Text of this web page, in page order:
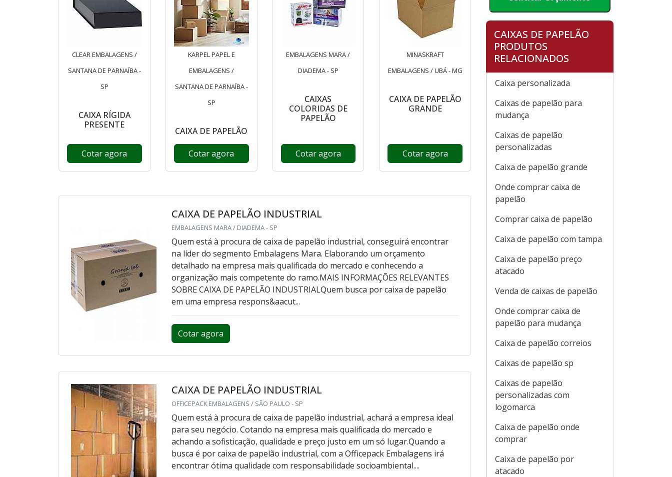
CLEAR EMBALAGENS /
SANTANA DE PARNAÍBA -
SP
CAIXA RÍGIDA
PRESENTE
Cotar agora
KARPEL PAPEL E
EMBALAGENS /
SANTANA DE PARNAÍBA -
SP
CAIXA DE PAPELÃO
Cotar agora
EMBALAGENS MARA /
DIADEMA - SP
CAIXAS
COLORIDAS DE
PAPELÃO
Cotar agora
MINASKRAFT
EMBALAGENS / UBÁ - MG
CAIXA DE PAPELÃO
GRANDE
Cotar agora
CAIXA DE PAPELÃO INDUSTRIAL
EMBALAGENS MARA / DIADEMA - SP
Quem está à procura de caixa de papelão industrial, conseguirá encontrar
na líder do segmento Embalagens Mara. Elaborando um orçamento
detalhado na empresa mais qualificada do mercado e conhecendo a
organização mais competente do ramo.MAIS INFORMAÇÕES RELEVANTES
SOBRE CAIXA DE PAPELÃO INDUSTRIALQuem busca por caixa de papelão
em uma empresa respons&aacut...
Cotar agora
CAIXA DE PAPELÃO INDUSTRIAL
OFFICEPACK EMBALAGENS / SÃO PAULO - SP
Quem está à procura de caixa de papelão industrial, achará a empresa ideal
para seu negócio. Cotando na empresa mais qualificada do mercado e
achando a sofisticação, qualidade e preço justo em um só lugar.Quando a
busca é por caixa de papelão industrial, com a Officepack Embalagens irá
encontrar ótima qualidade com responsabilidade socioambiental....
CAIXAS DE PAPELÃO
PRODUTOS
RELACIONADOS
Caixa personalizada
Caixas de papelão para
mudança
Caixas de papelão
personalizadas
Caixa de papelão grande
Onde comprar caixa de
papelão
Comprar caixa de papelão
Caixa de papelão com tampa
Caixa de papelão preço
atacado
Venda de caixas de papelão
Onde comprar caixa de
papelão para mudança
Caixa de papelão correios
Caixas de papelão sp
Caixas de papelão
personalizadas com
logomarca
Caixa de papelão onde
comprar
Caixa de papelão por
atacado